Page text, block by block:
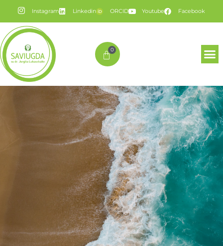
Instagram Linkedin ORCID Youtube Facebook
0